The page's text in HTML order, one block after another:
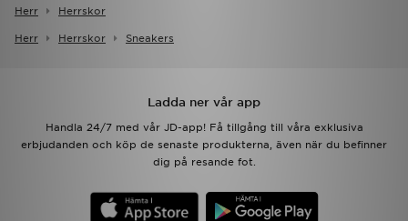
Herr Herrskor
Herr Herrskor Sneakers
Ladda ner vår app
Handla 24/7 med vår JD-app! Få tillgång till våra exklusiva
erbjudanden och köp de senaste produkterna, även när du befinner
dig på resande fot.